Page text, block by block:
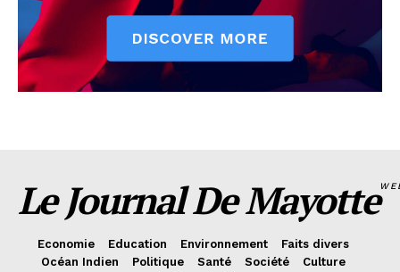
Le Journal De Mayotte
Economie Education Environnement
Faits divers
Océan Indien
Politique Santé Société
Culture